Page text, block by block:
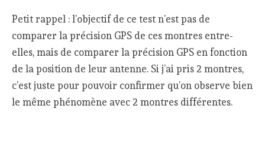
Petit rappel : l’objectif de ce test n’est pas de
comparer la précision GPS de ces montres entre-
elles, mais de comparer la précision GPS en fonction
de la position de leur antenne. Si j’ai pris 2 montres,
c’est juste pour pouvoir confirmer qu’on observe bien
le même phénomène avec 2 montres différentes.